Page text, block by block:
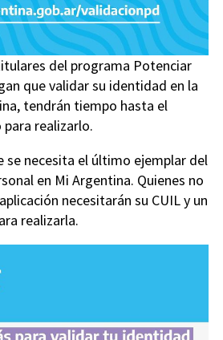
del programa Potenciar
que validar su identidad en la
tendrán tiempo hasta el
realizarlo.
se necesita el último ejemplar del
en Mi Argentina. Quienes no
necesitarán su CUIL y un
realizarla.